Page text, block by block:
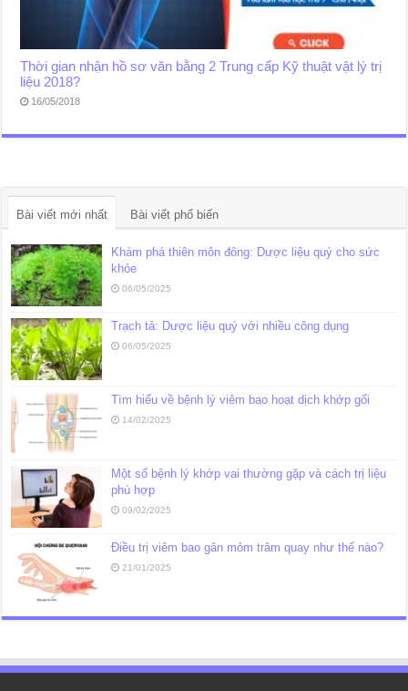
Thời gian nhận hồ sơ văn bằng 2 Trung cấp Kỹ thuật vật lý trị
liệu 2018?
16/05/2018
Bài viết mới nhất Bài viết phổ biến
Khám phá thiên môn đông: Dược liệu quý cho sức
khỏe
06/05/2025
Trạch tả: Dược liệu quý với nhiều công dụng
06/05/2025
Tìm hiểu về bệnh lý viêm bao hoạt dịch khớp gối
14/02/2025
Một số bệnh lý khớp vai thường gặp và cách trị liệu
phù hợp
09/02/2025
Điều trị viêm bao gân mỏm trâm quay như thế nào?
21/01/2025